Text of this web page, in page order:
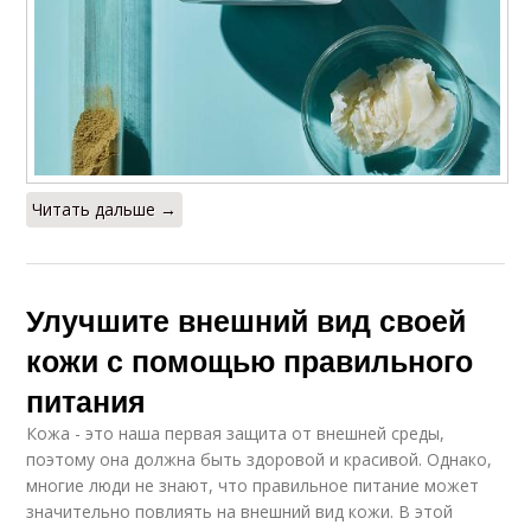
Читать дальше →
Улучшите внешний вид своей
кожи с помощью правильного
питания
Кожа - это наша первая защита от внешней среды,
поэтому она должна быть здоровой и красивой. Однако,
многие люди не знают, что правильное питание может
значительно повлиять на внешний вид кожи. В этой